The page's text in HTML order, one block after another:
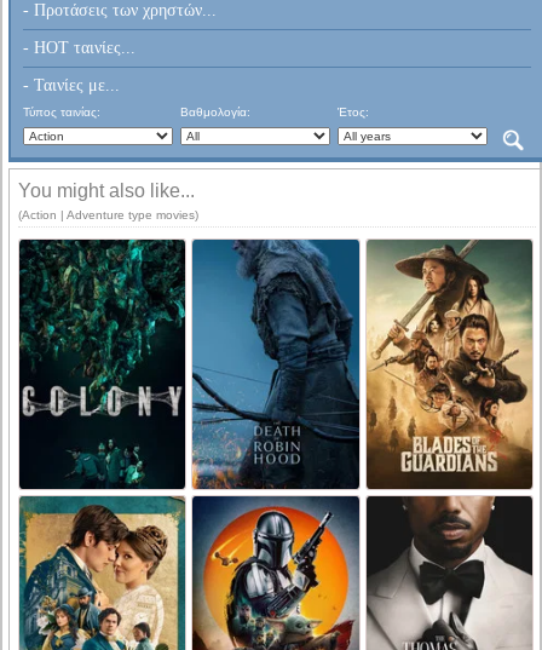
- Προτάσεις των χρηστών...
- HOT ταινίες...
- Ταινίες με...
Τύπος ταινίας: Βαθμολογία: Έτος:
You might also like...
(Action | Adventure type movies)